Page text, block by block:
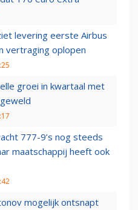
levering eerste Airbus
vertraging oplopen
groei in kwartaal met
777-9’s nog steeds
maatschappij heeft ook
mogelijk ontsnapt